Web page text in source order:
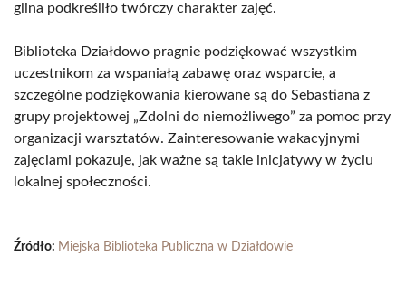
glina podkreśliło twórczy charakter zajęć.
Biblioteka Działdowo pragnie podziękować wszystkim
uczestnikom za wspaniałą zabawę oraz wsparcie, a
szczególne podziękowania kierowane są do Sebastiana z
grupy projektowej „Zdolni do niemożliwego” za pomoc przy
organizacji warsztatów. Zainteresowanie wakacyjnymi
zajęciami pokazuje, jak ważne są takie inicjatywy w życiu
lokalnej społeczności.
Źródło: Miejska Biblioteka Publiczna w Działdowie